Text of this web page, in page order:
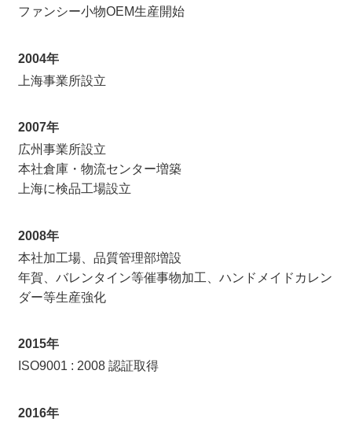
ファンシー小物OEM生産開始
2004年
上海事業所設立
2007年
広州事業所設立
本社倉庫・物流センター増築
上海に検品工場設立
2008年
本社加工場、品質管理部増設
年賀、バレンタイン等催事物加工、ハンドメイドカレン
ダー等生産強化
2015年
ISO9001 : 2008 認証取得
2016年